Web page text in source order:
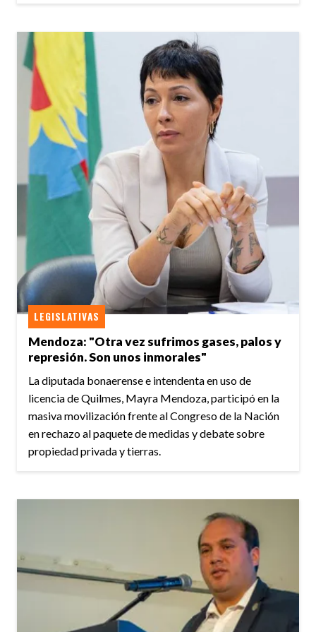
Mendoza: "Otra vez sufrimos gases, palos y
represión. Son unos inmorales"
LEGISLATIVAS
La diputada bonaerense e intendenta en uso de
licencia de Quilmes, Mayra Mendoza, participó en la
masiva movilización frente al Congreso de la Nación
en rechazo al paquete de medidas y debate sobre
propiedad privada y tierras.